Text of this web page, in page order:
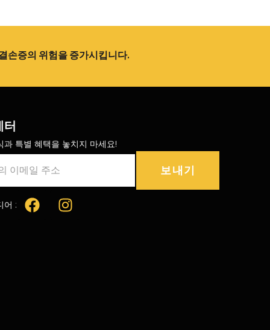
손증의 위험을 증가시킵니다.
터
과 특별 혜택을 놓치지 마세요!
보내기
어 :